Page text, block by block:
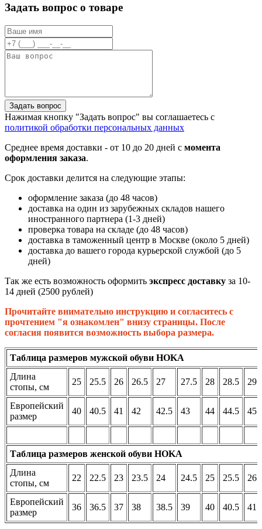
Задать вопрос о товаре
Задать вопрос
Нажимая кнопку "Задать вопрос" вы соглашаетесь с
политикой обработки персональных данных
Среднее время доставки - от 10 до 20 дней с момента
оформления заказа.
Срок доставки делится на следующие этапы:
оформление заказа (до 48 часов)
доставка на один из зарубежных складов нашего
иностранного партнера (1-3 дней)
проверка товара на складе (до 48 часов)
доставка в таможенный центр в Москве (около 5 дней)
доставка до вашего города курьерской службой (до 5
дней)
Так же есть возможность оформить экспресс доставку за 10-
14 дней (2500 рублей)
Прочитайте внимательно инструкцию и согласитесь с
прочтением "я ознакомлен" внизу страницы. После
согласия появится возможность выбора размера.
Таблица размеров мужской обуви HOKA
Длина
стопы, см
25 25.5 26 26.5 27 27.5 28 28.5 29
Европейский
размер
40 40.5 41 42 42.5 43 44 44.5 45
Таблица размеров женской обуви HOKA
Длина
стопы, см
22 22.5 23 23.5 24 24.5 25 25.5 26
Европейский
размер
36 36.5 37 38 38.5 39 40 40.5 41